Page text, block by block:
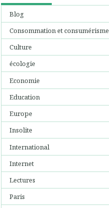
Blog
Consommation et consumérisme
Culture
écologie
Economie
Education
Europe
Insolite
International
Internet
Lectures
Paris